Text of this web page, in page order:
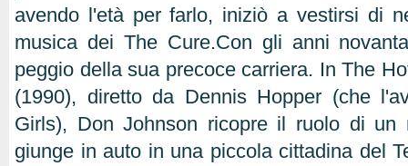
avendo l'età per farlo, iniziò a vestirsi di
musica dei The Cure.Con gli anni
peggio della sua precoce carriera. In The
(1990), diretto da Dennis Hopper (che
Girls), Don Johnson ricopre il ruolo di un
giunge in auto in una piccola cittadina del